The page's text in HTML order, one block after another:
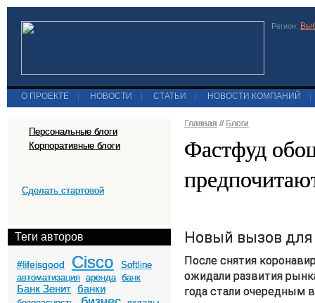
Регион:
О ПРОЕКТЕ НОВОСТИ СТАТЬИ НОВОСТИ КОМПАНИЙ
Персональные блоги
Корпоративные блоги
Сделать стартовой
Теги авторов
#lifeisgood Cisco
Softline
автоматизация аренда банк
Банк Зенит банки
Главная // Блоги
Фастфуд
Новый вызов для
После снятия
ожидали развития
года стали очередным